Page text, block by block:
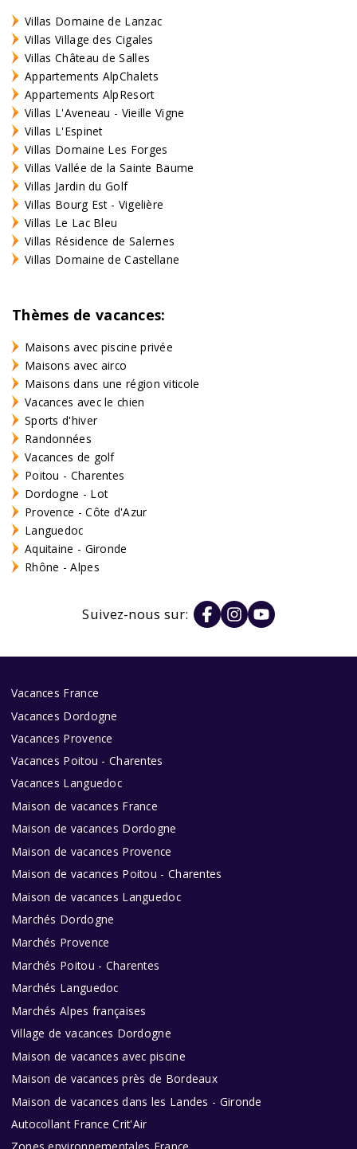
Villas Domaine de Lanzac
Villas Village des Cigales
Villas Château de Salles
Appartements AlpChalets
Appartements AlpResort
Villas L'Aveneau - Vieille Vigne
Villas L'Espinet
Villas Domaine Les Forges
Villas Vallée de la Sainte Baume
Villas Jardin du Golf
Villas Bourg Est - Vigelière
Villas Le Lac Bleu
Villas Résidence de Salernes
Villas Domaine de Castellane
Thèmes de vacances:
Maisons avec piscine privée
Maisons avec airco
Maisons dans une région viticole
Vacances avec le chien
Sports d'hiver
Randonnées
Vacances de golf
Poitou - Charentes
Dordogne - Lot
Provence - Côte d'Azur
Languedoc
Aquitaine - Gironde
Rhône - Alpes
Suivez-nous sur:
Vacances France
Vacances Dordogne
Vacances Provence
Vacances Poitou - Charentes
Vacances Languedoc
Maison de vacances France
Maison de vacances Dordogne
Maison de vacances Provence
Maison de vacances Poitou - Charentes
Maison de vacances Languedoc
Marchés Dordogne
Marchés Provence
Marchés Poitou - Charentes
Marchés Languedoc
Marchés Alpes françaises
Village de vacances Dordogne
Maison de vacances avec piscine
Maison de vacances près de Bordeaux
Maison de vacances dans les Landes - Gironde
Autocollant France Crit'Air